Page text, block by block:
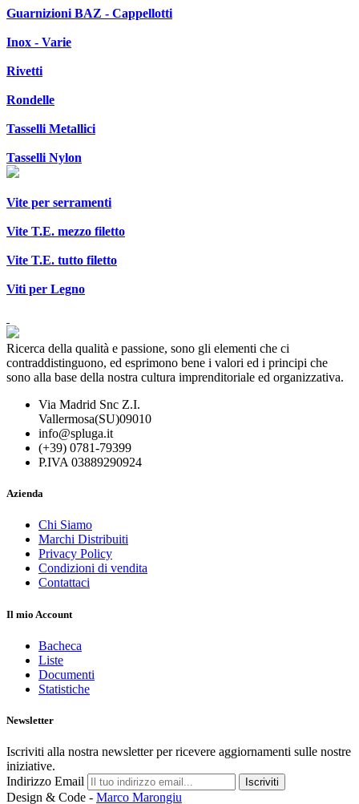
Guarnizioni BAZ - Cappellotti
Inox - Varie
Rivetti
Rondelle
Tasselli Metallici
Tasselli Nylon
Vite per serramenti
Vite T.E. mezzo filetto
Vite T.E. tutto filetto
Viti per Legno
Ricerca della qualità e passione, sono gli elementi che ci
contraddistinguono, ed esprimono bene i valori ed i principi che
sono alla base della nostra cultura imprenditoriale ed organizzativa.
Via Madrid Snc Z.I.
Vallermosa(SU)09010
info@spluga.it
(+39) 0781-79399
P.IVA 03889290924
Azienda
Chi Siamo
Marchi Distribuiti
Privacy Policy
Condizioni di vendita
Contattaci
Il mio Account
Bacheca
Liste
Documenti
Statistiche
Newsletter
Iscriviti alla nostra newsletter per ricevere aggiornamenti sulle nostre
iniziative.
Indirizzo Email
Iscriviti
Design & Code - Marco Marongiu